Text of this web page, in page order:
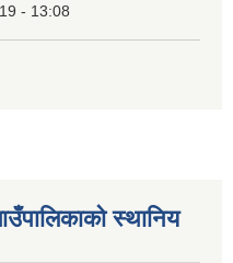
- 13:08
स्थानिय